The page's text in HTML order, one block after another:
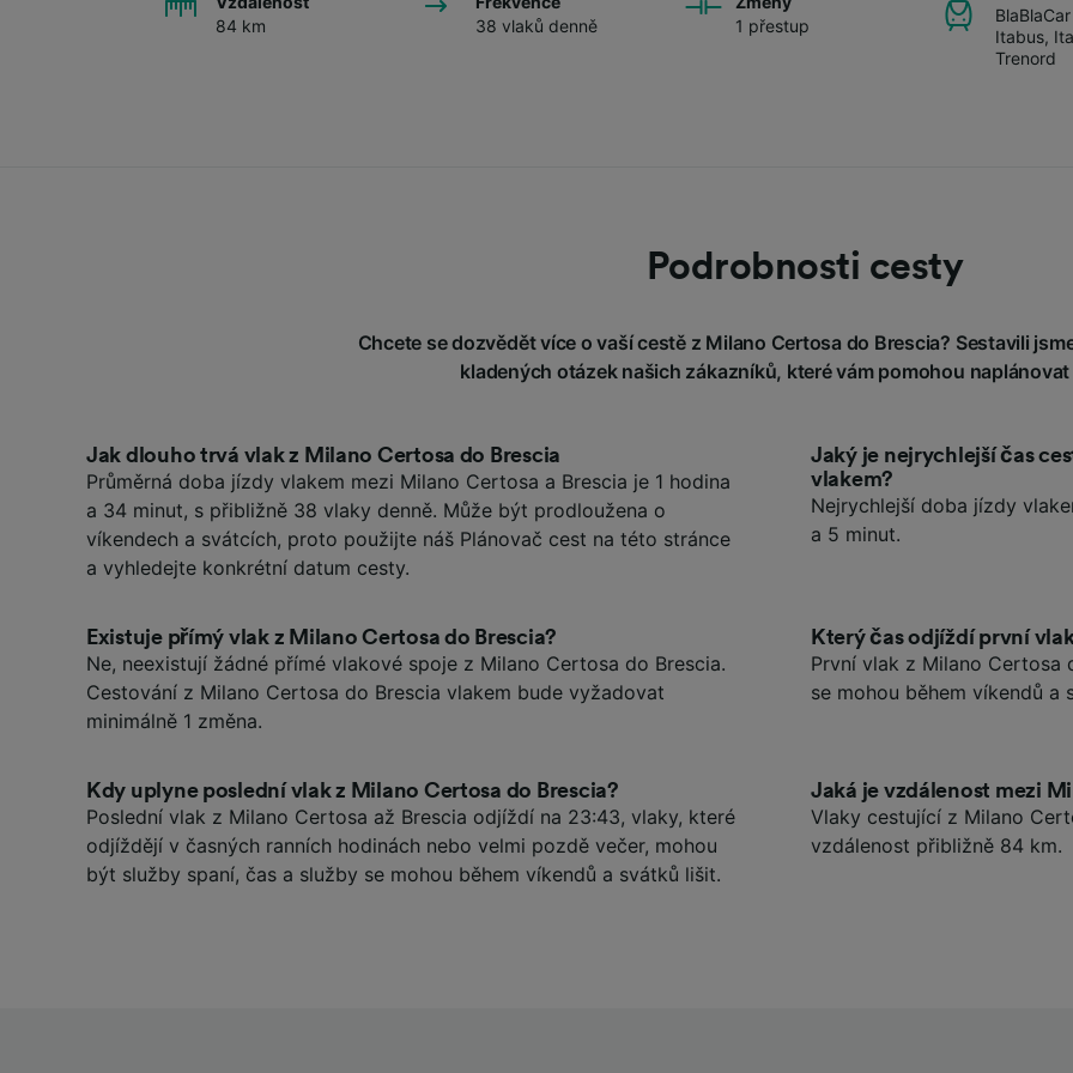
84 km
38 vlaků denně
1 přestup
Itabus,
Trenord
Podrobnosti cesty
Chcete se dozvědět více o vaší cestě z Milano Certosa do Brescia? Sestavili
kladených otázek našich zákazníků, které vám pomohou
Jak dlouho trvá vlak z Milano Certosa do Brescia
Průměrná doba jízdy vlakem mezi Milano Certosa a Brescia je 1 hodina
a 34 minut, s přibližně 38 vlaky denně. Může být prodloužena o
víkendech a svátcích, proto použijte náš Plánovač cest na této stránce
a vyhledejte konkrétní datum cesty.
Jaký je nejrychlejší čas
vlakem?
Nejrychlejší doba jízdy
a 5 minut.
Existuje přímý vlak z Milano Certosa do Brescia?
Ne, neexistují žádné přímé vlakové spoje z Milano Certosa do Brescia.
Cestování z Milano Certosa do Brescia vlakem bude vyžadovat
minimálně 1 změna.
Který čas odjíždí první
První vlak z Milano Certosa
se mohou během víkendů a
Kdy uplyne poslední vlak z Milano Certosa do Brescia?
Poslední vlak z Milano Certosa až Brescia odjíždí na 23:43, vlaky, které
odjíždějí v časných ranních hodinách nebo velmi pozdě večer, mohou
být služby spaní, čas a služby se mohou během víkendů a svátků lišit.
Jaká je vzdálenost mezi
Vlaky cestující z Milano
vzdálenost přibližně 84 km.